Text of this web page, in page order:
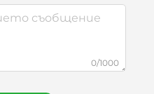
0/1000